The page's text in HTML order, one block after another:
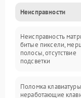
Устройства
Программные
Электрические и
Интерфейсные
Неисправности
Неисправность
битые пиксели,
полосы, отсутствие
подсветки
Поломка
неработающие